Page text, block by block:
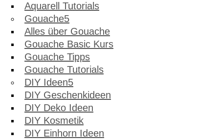
Aquarell Tutorials
Gouache
Alles über Gouache
Gouache Basic Kurs
Gouache Tipps
Gouache Tutorials
DIY Ideen
DIY Geschenkideen
DIY Deko Ideen
DIY Kosmetik
DIY Einhorn Ideen